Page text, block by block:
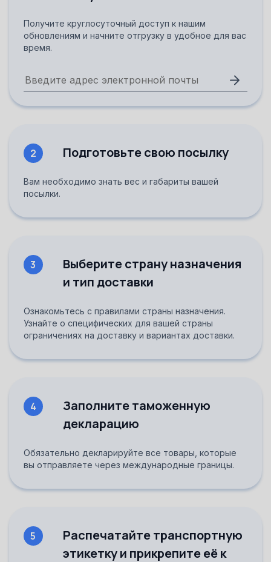
Получите круглосуточный доступ к нашим
обновлениям и начните отгрузку в удобное для вас
время.
Подготовьте свою посылку
Вам необходимо знать вес и габариты вашей
посылки.
2
Выберите страну назначения
и тип доставки
Ознакомьтесь с правилами страны назначения.
Узнайте о специфических для вашей страны
ограничениях на доставку и вариантах доставки.
3
Заполните таможенную
декларацию
Обязательно декларируйте все товары, которые
вы отправляете через международные границы.
4
Распечатайте транспортную
этикетку и прикрепите её к
5